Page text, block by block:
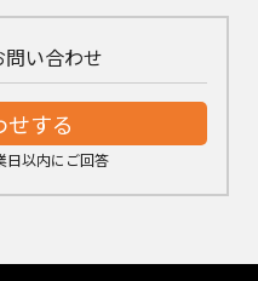
い合わせ
せする
日以内にご回答